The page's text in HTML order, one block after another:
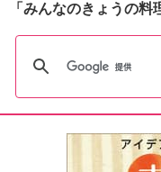
「みんなのきょうの